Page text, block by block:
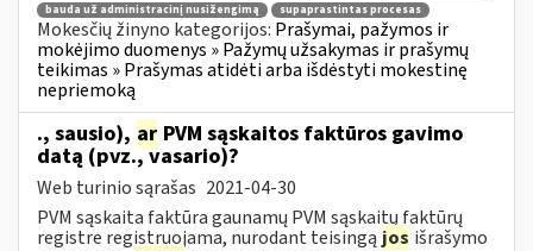
bauda už administracinį nusižengimą
supaprastintas procesas
Mokesčių žinyno kategorijos: Prašymai, pažymos ir
mokėjimo duomenys » Pažymų užsakymas ir prašymų
teikimas » Prašymas atidėti arba išdėstyti mokestinę
nepriemoką
., sausio), ar PVM sąskaitos faktūros gavimo
datą (pvz., vasario)?
Web turinio sąrašas 2021-04-30
PVM sąskaita faktūra gaunamų PVM sąskaitų faktūrų
registre registruojama, nurodant teisingą jos išrašymo